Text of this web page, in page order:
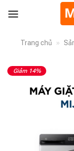
Trang chủ »
Giảm 14%